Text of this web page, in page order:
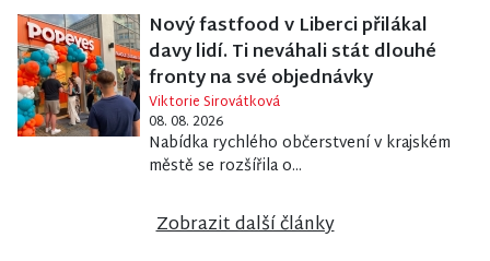
Nový fastfood v Liberci přilákal
davy lidí. Ti neváhali stát dlouhé
fronty na své objednávky
Viktorie Sirovátková
08. 08. 2026
Nabídka rychlého občerstvení v krajském
městě se rozšířila o...
Zobrazit další články